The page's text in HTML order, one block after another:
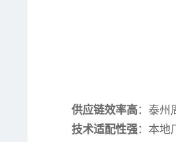
供应链效率高 ：泰州
技术适配性强：本地